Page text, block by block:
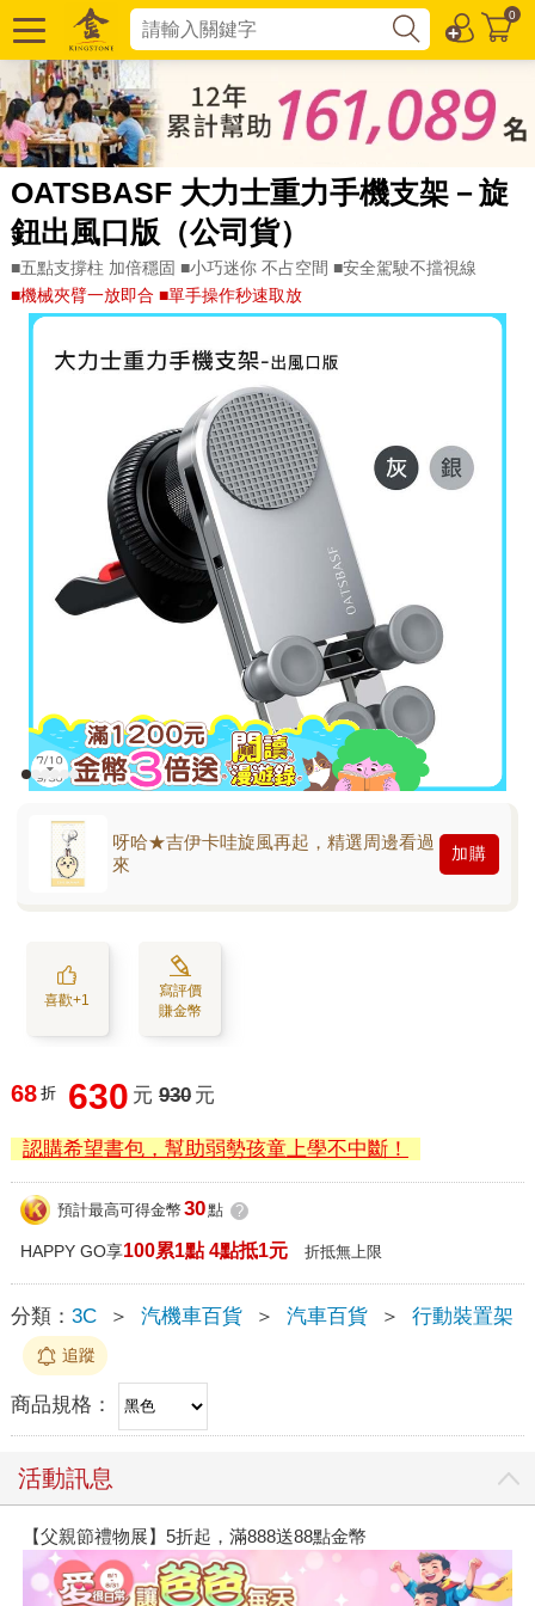
0
OATSBASF 大力士重力手機支架－旋
鈕出風口版（公司貨）
■五點支撐柱 加倍穩固 ■小巧迷你 不占空間 ■安全駕駛不擋視線
■機械夾臂一放即合 ■單手操作秒速取放
呀哈★吉伊卡哇旋風再起，精選周邊看過
來
加購
喜歡+1
寫評價
賺金幣
68 折 630 元 930 元
認購希望書包，幫助弱勢孩童上學不中斷！
預計最高可得金幣 30點 ?
HAPPY GO享100累1點 4點抵1元 折抵無上限
分類： 3C ＞ 汽機車百貨 ＞ 汽車百貨 ＞ 行動裝置架
追蹤
商品規格：
活動訊息
【父親節禮物展】5折起，滿888送88點金幣